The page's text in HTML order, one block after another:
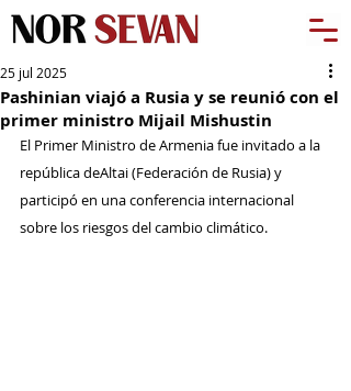
Pashinian viajó a Rusia y se reunió con el
primer ministro Mijail Mishustin
25 jul 2025
El Primer Ministro de Armenia fue invitado a la
república deAltai (Federación de Rusia) y
participó en una conferencia internacional
sobre los riesgos del cambio climático.